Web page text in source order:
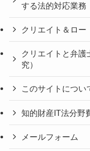
する法的対応業務
クリエイト＆ロー
クリエイトと弁
究）
このサイトについ
知的財産IT法分野
メールフォーム